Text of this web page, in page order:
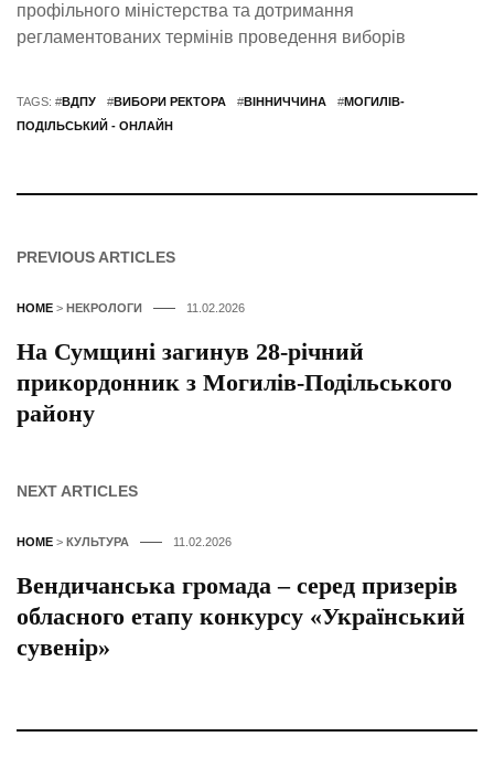
профільного міністерства та дотримання
регламентованих термінів проведення виборів
TAGS: #ВДПУ #ВИБОРИ РЕКТОРА #ВІННИЧЧИНА #МОГИЛІВ-
ПОДІЛЬСЬКИЙ - ОНЛАЙН
PREVIOUS ARTICLES
HOME > НЕКРОЛОГИ 11.02.2026
На Сумщині загинув 28-річний
прикордонник з Могилів-Подільського
району
NEXT ARTICLES
HOME > КУЛЬТУРА 11.02.2026
Вендичанська громада – серед призерів
обласного етапу конкурсу «Український
сувенір»